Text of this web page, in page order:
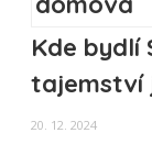
Kde bydlí
tajemství
20. 12. 2024